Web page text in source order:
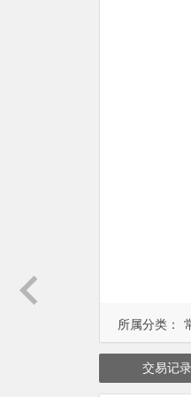
所属分类：
交易记录